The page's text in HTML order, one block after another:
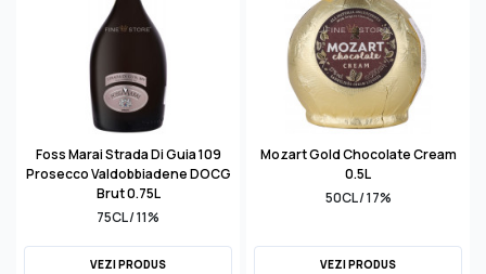
Foss Marai Strada Di Guia 109
Prosecco Valdobbiadene DOCG
Brut 0.75L
75CL / 11%
VEZI PRODUS
Mozart Gold Chocolate Cream
0.5L
50CL / 17%
VEZI PRODUS